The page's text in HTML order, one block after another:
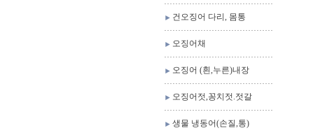
건오징어 다리, 몸통
오징어채
오징어 (흰,누른)내장
오징어젓,꽁치젓.젓갈
생물 냉동어(손질,통)